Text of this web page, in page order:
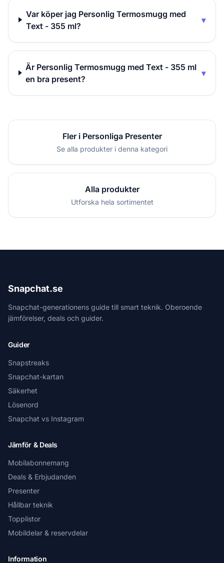
Var köper jag Personlig Termosmugg med
Text - 355 ml?
▾
Är Personlig Termosmugg med Text - 355 ml
en bra present?
▾
Fler i Personliga Presenter
Se alla produkter i denna kategori
Alla produkter
Utforska hela sortimentet
Snapchat.se
Snapchat-generationens guide till smart teknik. Oberoende
jämförelser, deals och guider.
Guider
Snapstreaks
Snapchat-kartan
Säkerhet
Lösenord
Snapchat vs Instagram
Jämför & Deals
Mobilabonnemang
Deals & Erbjudanden
Presenter
Hållbar teknik
Topplistor
Mobildelar & reservdelar
Information